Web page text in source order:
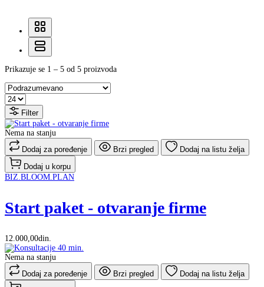
Prikazuje se 1 – 5 od 5 proizvoda
Filter
Nema na stanju
Dodaj za poređenje
Brzi pregled
Dodaj na listu želja
Dodaj u korpu
BIZ.BLOOM.PLAN
Start paket - otvaranje firme
12.000,00din.
Nema na stanju
Dodaj za poređenje
Brzi pregled
Dodaj na listu želja